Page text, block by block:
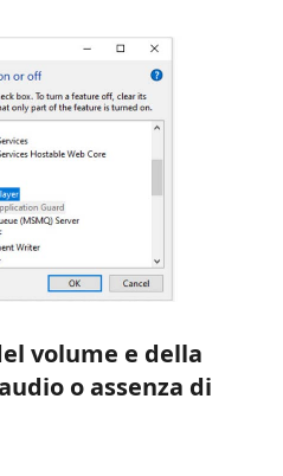
volume e della
o assenza di